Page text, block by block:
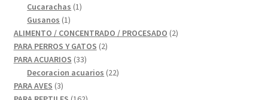
producto
Cucarachas 11
Gusanos 11
producto
ALIMENTO / CONCENTRADO / PROCESADO 22
PARA PERROS Y GATOS 22
PARA ACUARIOS 3333
productos
Decoracion acuarios 2222
PARA AVES 33